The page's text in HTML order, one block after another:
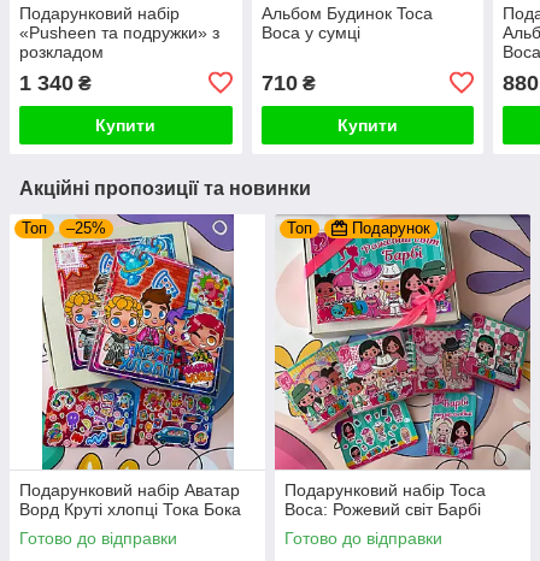
Подарунковий набір
«Pusheen та подружки» з
розкладом
1 340 ₴
Купити
Альбом Будинок Toca
Boca у сумці
710₴
Купити
880
Акційні пропозиції та новинки
Топ –25%
Подарунковий набір Аватар
Ворд Круті хлопці Тока Бока
Готово до відправки
Топ Подарунок
Подарунковий набір Toca
Boca: Рожевий світ Барбі
Готово до відправки